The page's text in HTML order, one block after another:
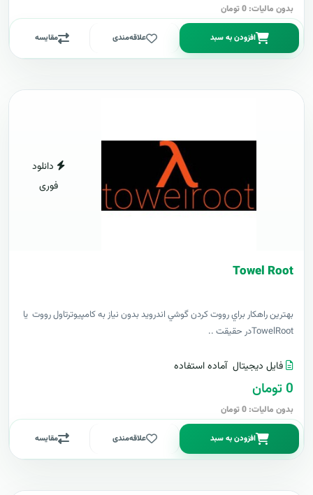
بدون مالیات: 0 تومان
افزودن به سبد علاقه‌مندی مقایسه
دانلود
فوری
Towel Root
بهترين راهکار براي رووت کردن گوشي اندرويد بدون نياز به کامپيوترتاول رووت يا
TowelRootدر حقيقت ..
فایل دیجیتال آماده استفاده
0 تومان
بدون مالیات: 0 تومان
افزودن به سبد علاقه‌مندی مقایسه